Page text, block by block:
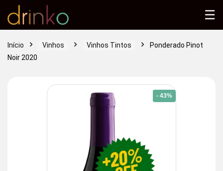
Início Vinhos Vinhos Tintos
Ponderado Pinot
Noir 2020
- 43%
☰